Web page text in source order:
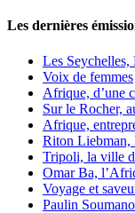
Les dernières
Les
Voix de femmes
Afrique, d’une
Sur le Rocher,
Afrique,
Riton Liebman,
Tripoli, la ville
Omar Ba,
Voyage et
Paulin